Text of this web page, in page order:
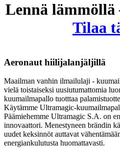
Lennä
Tilaa
Aeronaut hiilijalanjäljillä
Maailman vanhin ilmailulaji -
vielä toistaiseksi uusiutumattomia
kuumailmapallo tuotttaa
Käytämme Ultramagic-
Päämiehemme Ultramagic S.A. on
innovaattori. Menestyneen brändin
uudet keksinnöt auttavat
energiankulutusta huomattavasti.